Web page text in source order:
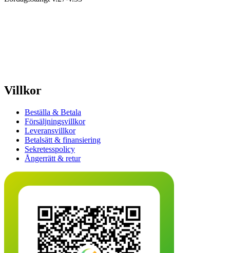
Villkor
Beställa & Betala
Försäljningsvillkor
Leveransvillkor
Betalsätt & finansiering
Sekretesspolicy
Ångerrätt & retur